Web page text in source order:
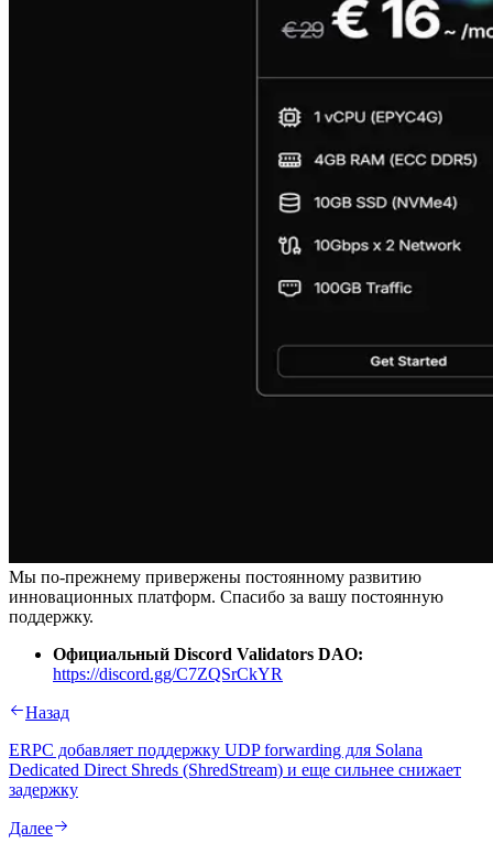
Мы по-прежнему привержены постоянному развитию
инновационных платформ. Спасибо за вашу постоянную
поддержку.
Официальный Discord Validators DAO:
https://discord.gg/C7ZQSrCkYR
Назад
ERPC добавляет поддержку UDP forwarding для Solana
Dedicated Direct Shreds (ShredStream) и еще сильнее снижает
задержку
Далее